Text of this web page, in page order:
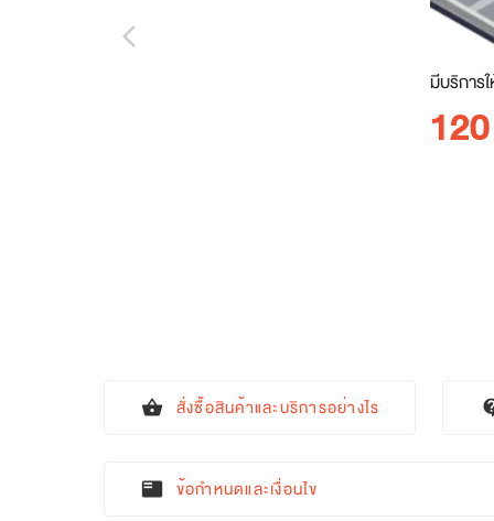
มีบริการ
120
arrow_back_ios_new
shopping_basket สั่งซื้อสินค้าและบริการอย่างไร
featured_play_list ข้อกำหนดและเงื่อนไข